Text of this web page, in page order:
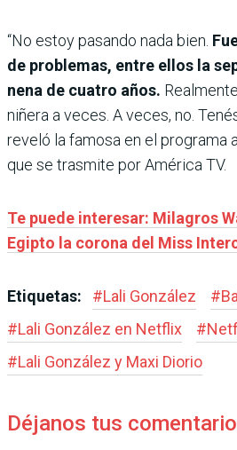
“No estoy pasando nada bien.
de problemas, entre ellos la
nena de cuatro años.
niñera a veces. A veces, no.
reveló la famosa en el programa
que se trasmite por América TV.
Te puede interesar: Milagros
Egipto la corona del Miss
Etiquetas: #Lali González #
#Lali González en Netflix #
#Lali González y Maxi Diorio
Déjanos tus